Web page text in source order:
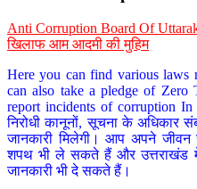
Anti Corruption Board Of
खिलाफ आम आदमी की मुहिम
Here you can find various laws
can also take a pledge of Zero
report incidents of corruption In
निरोधी कानूनों, सूचना के अधिकार
जानकारी मिलेगी। आप अपने जीवन
शपथ भी ले सकते हैं और उत्तराखंड में
जानकारी भी दे सकते हैं।